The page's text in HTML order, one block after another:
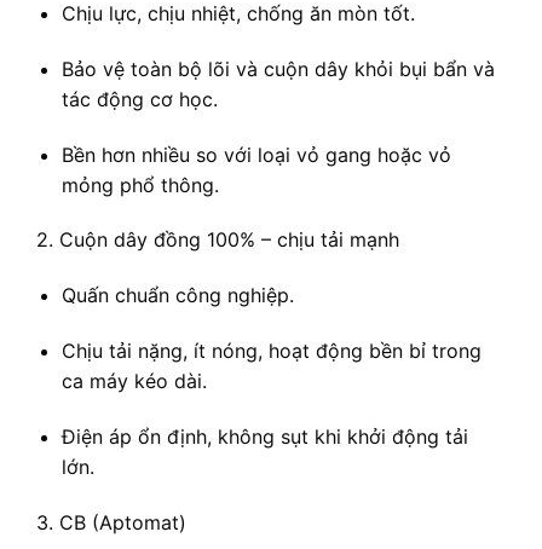
Chịu lực, chịu nhiệt, chống ăn mòn tốt.
Bảo vệ toàn bộ lõi và cuộn dây khỏi bụi bẩn và
tác động cơ học.
Bền hơn nhiều so với loại vỏ gang hoặc vỏ
mỏng phổ thông.
2. Cuộn dây đồng 100% – chịu tải mạnh
Quấn chuẩn công nghiệp.
Chịu tải nặng, ít nóng, hoạt động bền bỉ trong
ca máy kéo dài.
Điện áp ổn định, không sụt khi khởi động tải
lớn.
3. CB (Aptomat)